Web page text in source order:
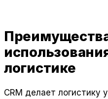
логистике
CRM делает логистику